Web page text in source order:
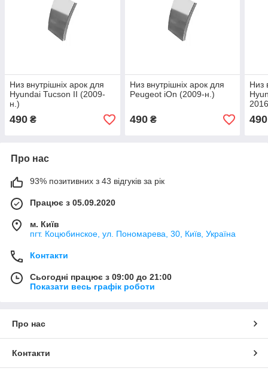
Низ внутрішніх арок для
Hyundai Tucson II (2009-
н.)
490 ₴
Низ внутрішніх арок для
Peugeot iOn (2009-н.)
490₴
Низ
490
Про нас
93% позитивних з 43 відгуків за рік
Працює з 05.09.2020
м. Київ
пгт. Коцюбинское, ул. Пономарева, 30, Київ, Україна
Контакти
Сьогодні працює з 09:00 до 21:00
Показати весь графік роботи
Про нас
Контакти